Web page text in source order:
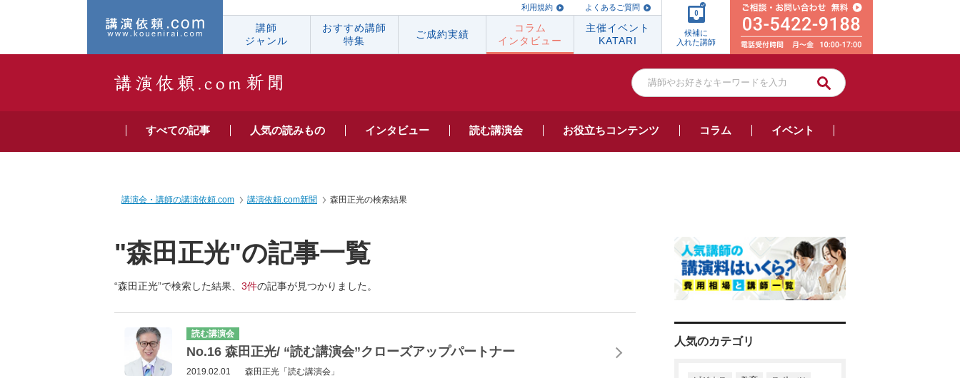
利用規約 よくあるご質問
講師
ジャンル
おすすめ講師
特集
ご成約実績
コラム
インタビュー
主催イベント
KATARI
0
候補に
入れた講師
すべての記事 人気の読みもの インタビュー 読む講演会 お役立ちコンテンツ コラム イベント
講演会・講師の講演依頼.com 講演依頼.com新聞 森田正光の検索結果
"森田正光"の記事一覧
“森田正光”で検索した結果、 3件の記事が見つかりました。
読む講演会
No.16 森田正光/ “読む講演会”クローズアップパートナー
2019.02.01 森田正光「読む講演会」
人気のカテゴリ